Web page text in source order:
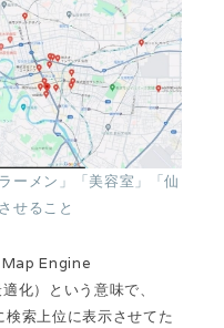
ーメン」「美容室」「仙
せること
Map Engine
化）という意味で、
索上位に表示させてた